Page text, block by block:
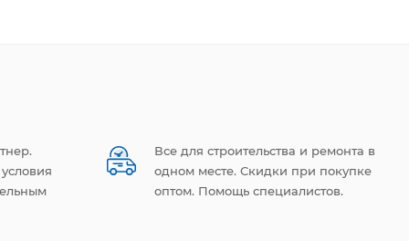
Все для строительства и ремонта в
одном месте. Скидки при покупке
оптом. Помощь специалистов.